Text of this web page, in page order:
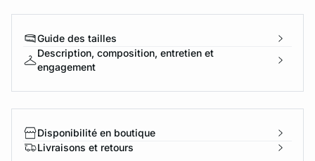
Guide des tailles
Description, composition, entretien et
engagement
Disponibilité en boutique
Livraisons et retours